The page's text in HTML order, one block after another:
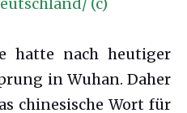
hatte nach heutiger
in Wuhan. Daher
chinesische Wort für